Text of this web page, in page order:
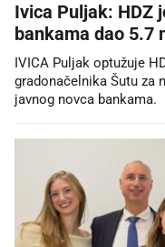
Ivica Puljak: HDZ
bankama dao 5.7
IVICA Puljak optužuje
gradonačelnika Šutu za
javnog novca bankama.